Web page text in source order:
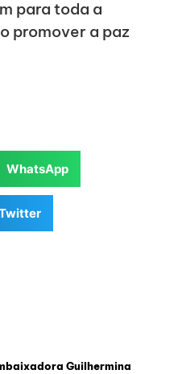
para toda a
promover a paz
WhatsApp
Guilhermina